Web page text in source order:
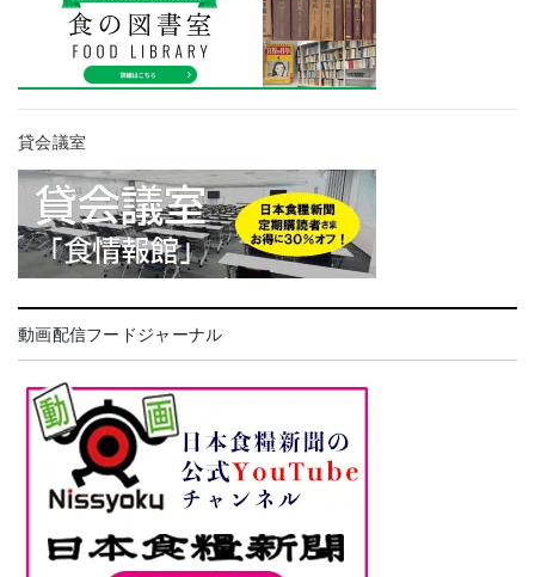
貸会議室
動画配信フードジャーナル